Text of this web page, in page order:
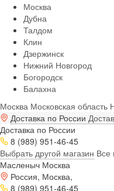
Москва
Дубна
Талдом
Клин
Дзержинск
Нижний Новгород
Богородск
Балахна
Москва Московская область
Доставка по России
Доставка по России
8 (989) 951-46-45
Выбрать другой магазин Все
Масленыч Москва
Россия, Москва,
8 (989) 951-46-45